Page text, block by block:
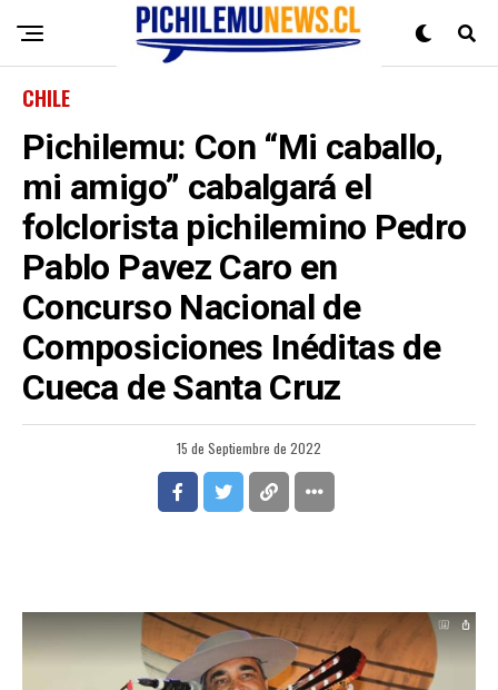
CHILE
Pichilemu: Con “Mi caballo,
mi amigo” cabalgará el
folclorista pichilemino Pedro
Pablo Pavez Caro en
Concurso Nacional de
Composiciones Inéditas de
Cueca de Santa Cruz
15 de Septiembre de 2022